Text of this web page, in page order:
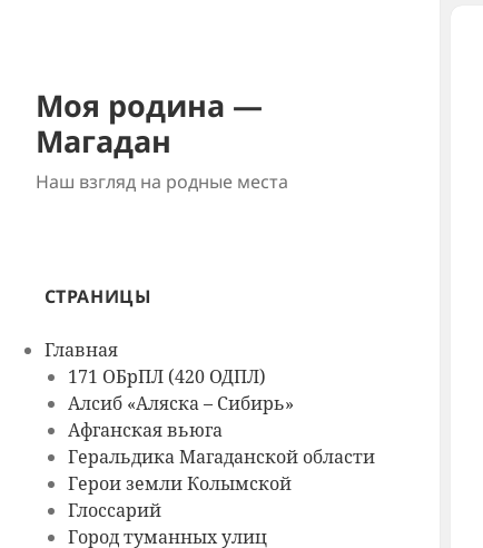
Моя родина —
Магадан
Наш взгляд на родные места
СТРАНИЦЫ
Главная
171 ОБрПЛ (420 ОДПЛ)
Алсиб «Аляска – Сибирь»
Афганская вьюга
Геральдика Магаданской области
Герои земли Колымской
Глоссарий
Город туманных улиц